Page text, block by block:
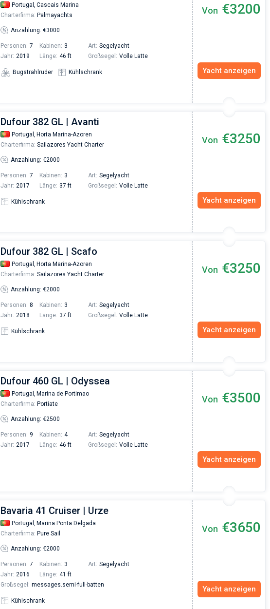
Portugal, Cascais Marina
Charterfirma: Palmayachts
Anzahlung: €3000
Personen: 7 Kabinen: 3 Art: Segelyacht
Jahr: 2019 Länge: 46 ft Großsegel: Volle Latte
Bugstrahlruder Kühlschrank
Von €3200
Yacht anzeigen
Dufour 382 GL | Avanti
Portugal, Horta Marina-Azoren
Charterfirma: Sailazores Yacht Charter
Anzahlung: €2000
Personen: 7 Kabinen: 3 Art: Segelyacht
Jahr: 2017 Länge: 37 ft Großsegel: Volle Latte
Kühlschrank
Von €3250
Yacht anzeigen
Dufour 382 GL | Scafo
Portugal, Horta Marina-Azoren
Charterfirma: Sailazores Yacht Charter
Anzahlung: €2000
Personen: 8 Kabinen: 3 Art: Segelyacht
Jahr: 2018 Länge: 37 ft Großsegel: Volle Latte
Kühlschrank
Von €3250
Yacht anzeigen
Dufour 460 GL | Odyssea
Portugal, Marina de Portimao
Charterfirma: Portiate
Anzahlung: €2500
Personen: 9 Kabinen: 4 Art: Segelyacht
Jahr: 2017 Länge: 46 ft Großsegel: Volle Latte
Von €3500
Yacht anzeigen
Bavaria 41 Cruiser | Urze
Portugal, Marina Ponta Delgada
Charterfirma: Pure Sail
Anzahlung: €2000
Personen: 7 Kabinen: 3 Art: Segelyacht
Jahr: 2016 Länge: 41 ft
Großsegel: messages.semi-full-batten
Kühlschrank
Von €3650
Yacht anzeigen